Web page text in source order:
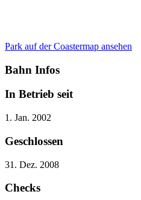
Park auf der Coastermap ansehen
Bahn Infos
In Betrieb seit
1. Jan. 2002
Geschlossen
31. Dez. 2008
Checks